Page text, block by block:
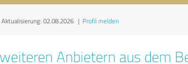
02.08.2026 | Profil melden
Anbietern aus dem